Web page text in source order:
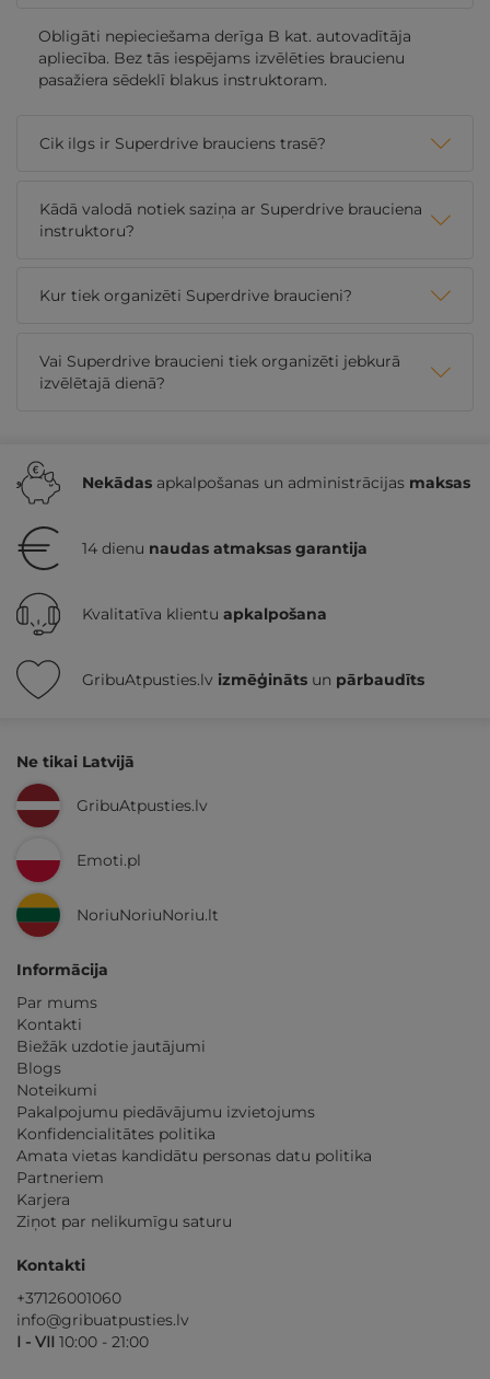
Obligāti nepieciešama derīga B kat. autovadītāja
apliecība. Bez tās iespējams izvēlēties braucienu
pasažiera sēdeklī blakus instruktoram.
Cik ilgs ir Superdrive brauciens trasē?
Kādā valodā notiek saziņa ar Superdrive brauciena
instruktoru?
Kur tiek organizēti Superdrive braucieni?
Vai Superdrive braucieni tiek organizēti jebkurā
izvēlētajā dienā?
Nekādas apkalpošanas un administrācijas maksas
14 dienu naudas atmaksas garantija
Kvalitatīva klientu apkalpošana
GribuAtpusties.lv izmēģināts un pārbaudīts
Ne tikai Latvijā
GribuAtpusties.lv
Emoti.pl
NoriuNoriuNoriu.lt
Informācija
Par mums
Kontakti
Biežāk uzdotie jautājumi
Blogs
Noteikumi
Pakalpojumu piedāvājumu izvietojums
Konfidencialitātes politika
Amata vietas kandidātu personas datu politika
Partneriem
Karjera
Ziņot par nelikumīgu saturu
Kontakti
+37126001060
info@gribuatpusties.lv
I - VII 10:00 - 21:00